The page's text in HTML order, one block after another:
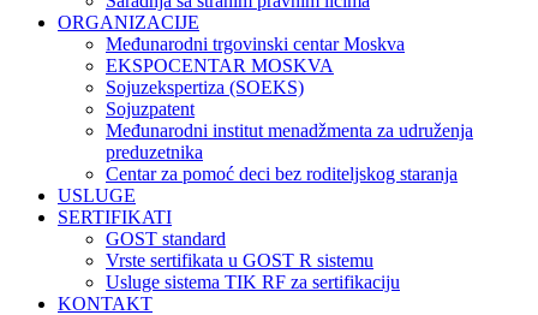
ORGANIZACIJE
Međunarodni trgovinski centar Moskva
EKSPOCENTAR MOSKVA
Sojuzekspertiza (SOEKS)
Sojuzpatent
Međunarodni institut menadžmenta za udruženja
preduzetnika
Centar za pomoć deci bez roditeljskog staranja
USLUGE
SERTIFIKATI
GOST standard
Vrste sertifikata u GOST R sistemu
Usluge sistema TIK RF za sertifikaciju
KONTAKT